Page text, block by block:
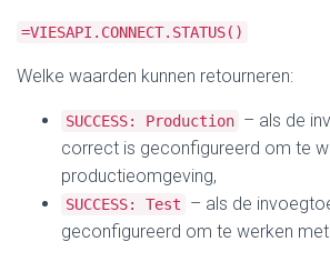
=VIESAPI.CONNECT.STATUS()
Welke waarden kunnen retourneren:
SUCCESS: Production – als de
correct is geconfigureerd om te
productieomgeving,
SUCCESS: Test
– als de
geconfigureerd om te werken